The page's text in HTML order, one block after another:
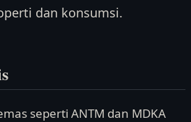
dan konsumsi.
seperti ANTM dan MDKA